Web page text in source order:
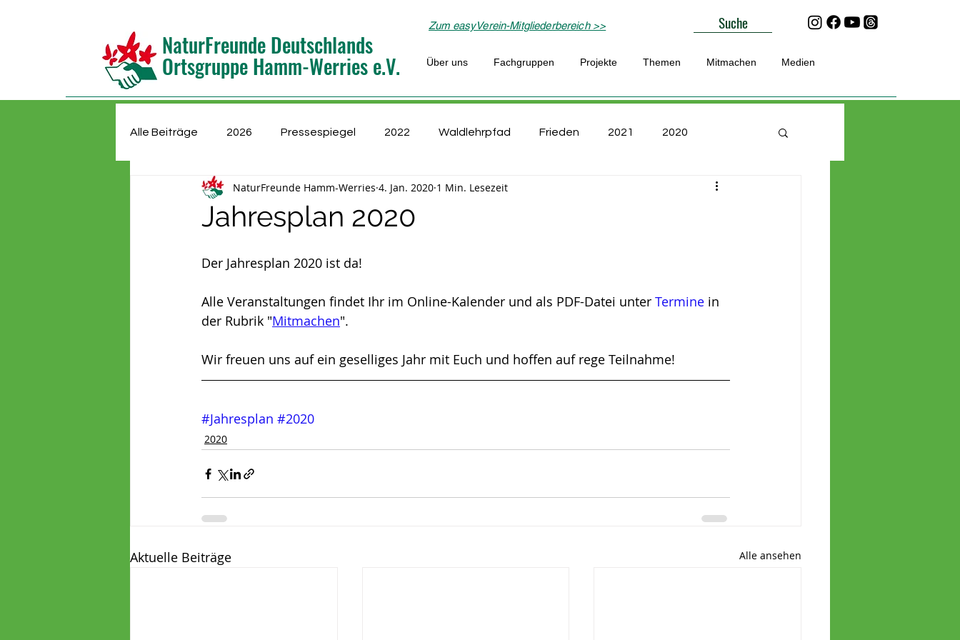
NaturFreunde Deutschlands
Ortsgruppe Hamm-Werries e.V.
Zum easyVerein-Mitgliederbereich >> Suche
Über uns Fachgruppen Projekte Themen Mitmachen Medien
Alle Beiträge 2026 Pressespiegel 2022 Waldlehrpfad Frieden 2021 2020
Kindergruppe Jugendgruppe Kultur Naturschutz
Wasserwege Vorstand Flusslandschaft Politik im Grünen junge Familien
Naturfreundejugend Geithe Natura Trail Mitmachen Projekte
Demokratiefreundinnen_inklusiv
Jahresplan 2020
NaturFreunde Hamm-Werries 4. Jan. 2020 1 Min. Lesezeit
Der Jahresplan 2020 ist da!
Alle Veranstaltungen findet Ihr im Online-Kalender und als PDF-Datei unter Termine in
der Rubrik "Mitmachen".
Wir freuen uns auf ein geselliges Jahr mit Euch und hoffen auf rege Teilnahme!
#Jahresplan #2020
2020
Aktuelle Beiträge Alle ansehen